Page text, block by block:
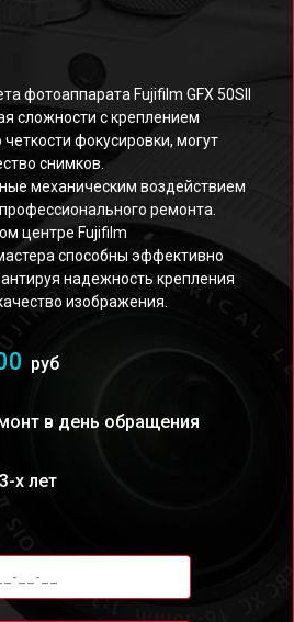
фотоаппарата Fujifilm GFX 50SII
сложности с креплением
фокусировки, могут
снимков.
механическим воздействием
ремонта.
центре Fujifilm
способны эффективно
надежность крепления
изображения.
руб
в день обращения
х лет